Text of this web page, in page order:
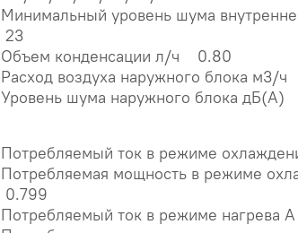
Минимальный уровень шума
23
Объем конденсации л/ч 0.80
Расход воздуха наружного блока м3/
Уровень шума наружного блока
Потребляемый ток в режиме
Потребляемая мощность в режиме
0.799
Потребляемый ток в режиме нагрева